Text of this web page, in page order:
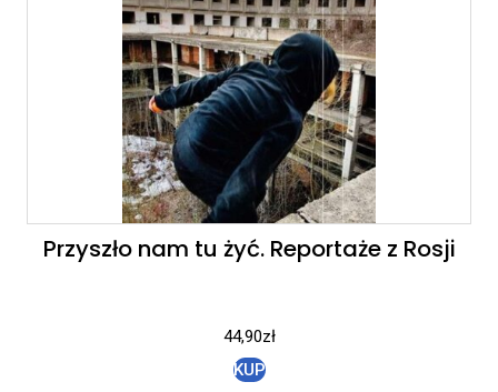
Przyszło nam tu żyć. Reportaże z Rosji
44,90zł
KUP